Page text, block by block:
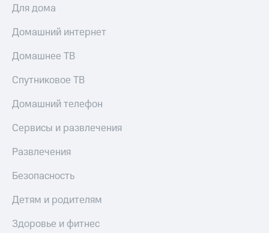
Для дома
Домашний интернет
Домашнее ТВ
Спутниковое ТВ
Домашний телефон
Сервисы и развлечения
Развлечения
Безопасность
Детям и родителям
Здоровье и фитнес